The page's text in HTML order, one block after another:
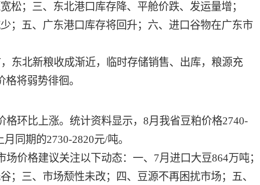
松；三、东北港口库存降、平舱价跌、发运量增；
；五、广东港口库存将回升；六、进口谷物在广东市
东北新粮收成渐近，临时存储销售、出库，粮源充
格将弱势徘徊。
格环比上涨。统计资料显示， 8月我省豆粕价格2740-
月同期的2730-2820元/吨。
场价格建议关注以下动态：一、 7月进口大豆864万吨；
；三、市场颓性未改；四、豆源不再困扰市场；五、